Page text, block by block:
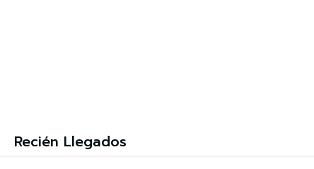
Recién Llegados